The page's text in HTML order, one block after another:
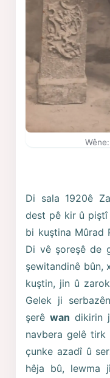
Di sala 1920ê
dest pê kir û piştî
bi kuştina Mûrad
Di vê şoreşê de
şewitandinê bûn,
kuştin, jin û
Gelek ji
şerêwan dikirin
navbera gelê
çunke azadî û
hêja bû, lewma